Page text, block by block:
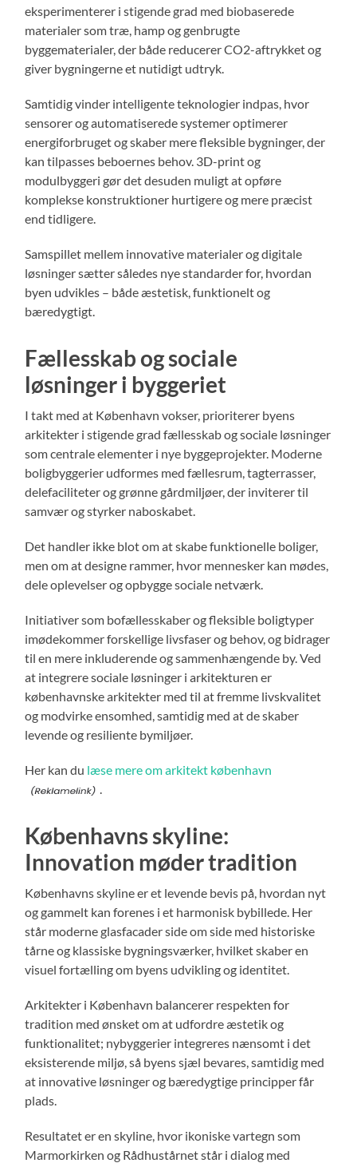
eksperimenterer i stigende grad med biobaserede
materialer som træ, hamp og genbrugte
byggematerialer, der både reducerer CO2-aftrykket og
giver bygningerne et nutidigt udtryk.
Samtidig vinder intelligente teknologier indpas, hvor
sensorer og automatiserede systemer optimerer
energiforbruget og skaber mere fleksible bygninger, der
kan tilpasses beboernes behov. 3D-print og
modulbyggeri gør det desuden muligt at opføre
komplekse konstruktioner hurtigere og mere præcist
end tidligere.
Samspillet mellem innovative materialer og digitale
løsninger sætter således nye standarder for, hvordan
byen udvikles – både æstetisk, funktionelt og
bæredygtigt.
Fællesskab og sociale
løsninger i byggeriet
I takt med at København vokser, prioriterer byens
arkitekter i stigende grad fællesskab og sociale løsninger
som centrale elementer i nye byggeprojekter. Moderne
boligbyggerier udformes med fællesrum, tagterrasser,
delefaciliteter og grønne gårdmiljøer, der inviterer til
samvær og styrker naboskabet.
Det handler ikke blot om at skabe funktionelle boliger,
men om at designe rammer, hvor mennesker kan mødes,
dele oplevelser og opbygge sociale netværk.
Initiativer som bofællesskaber og fleksible boligtyper
imødekommer forskellige livsfaser og behov, og bidrager
til en mere inkluderende og sammenhængende by. Ved
at integrere sociale løsninger i arkitekturen er
københavnske arkitekter med til at fremme livskvalitet
og modvirke ensomhed, samtidig med at de skaber
levende og resiliente bymiljøer.
Her kan du læse mere om arkitekt københavn
Københavns skyline:
Innovation møder tradition
Københavns skyline er et levende bevis på, hvordan nyt
og gammelt kan forenes i et harmonisk bybillede. Her
står moderne glasfacader side om side med historiske
tårne og klassiske bygningsværker, hvilket skaber en
visuel fortælling om byens udvikling og identitet.
Arkitekter i København balancerer respekten for
tradition med ønsket om at udfordre æstetik og
funktionalitet; nybyggerier integreres nænsomt i det
eksisterende miljø, så byens sjæl bevares, samtidig med
at innovative løsninger og bæredygtige principper får
plads.
Resultatet er en skyline, hvor ikoniske vartegn som
Marmorkirken og Rådhustårnet står i dialog med